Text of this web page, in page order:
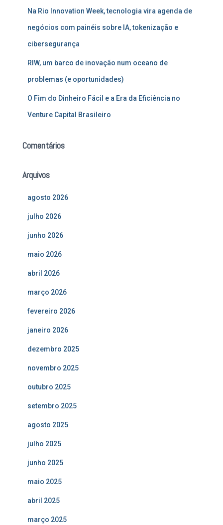
Na Rio Innovation Week, tecnologia vira agenda de
negócios com painéis sobre IA, tokenização e
cibersegurança
RIW, um barco de inovação num oceano de
problemas (e oportunidades)
O Fim do Dinheiro Fácil e a Era da Eficiência no
Venture Capital Brasileiro
Comentários
Arquivos
agosto 2026
julho 2026
junho 2026
maio 2026
abril 2026
março 2026
fevereiro 2026
janeiro 2026
dezembro 2025
novembro 2025
outubro 2025
setembro 2025
agosto 2025
julho 2025
junho 2025
maio 2025
abril 2025
março 2025